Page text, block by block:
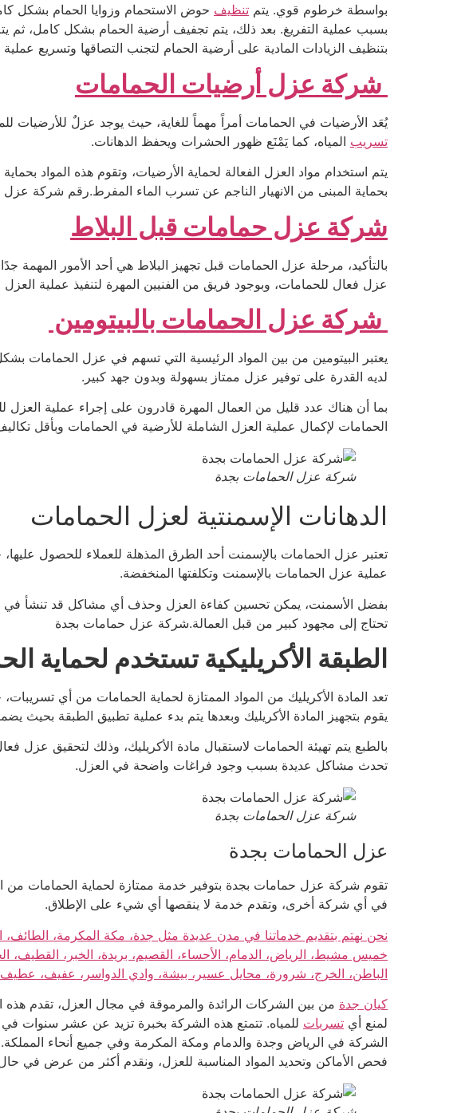
بواسطة خرطوم قوي. يتم تنظيف حوض الاستحمام وزوايا الحمام بشكل
بسبب عملية التفريغ. بعد ذلك، يتم تجفيف أرضية الحمام بشكل كامل، ثم
بتنظيف الزيادات المادية على أرضية الحمام لتجنب التصاقها وتسريع
شركة عزل أرضيات الحمامات
يُعَد الأرضيات في الحمامات أمراً مهماً للغاية، حيث يوجد عزلٌ
تسريب المياه، كما يَمْنَع ظهور الحشرات ويحفظ الدهانات.
يتم استخدام مواد العزل الفعالة لحماية الأرضيات، وتقوم هذه المواد
بحماية المبنى من الانهيار الناجم عن تسرب الماء المفرط.رقم شركة
شركة عزل حمامات قبل البلاط
بالتأكيد، مرحلة عزل الحمامات قبل تجهيز البلاط هي أحد الأمور
عزل فعال للحمامات، وبوجود فريق من الفنيين المهرة لتنفيذ عملية
شركة عزل الحمامات بالبيتومين
يعتبر البيتومين من بين المواد الرئيسية التي تسهم في عزل الحمامات
لديه القدرة على توفير عزل ممتاز بسهولة وبدون جهد كبير.
بما أن هناك عدد قليل من العمال المهرة قادرون على إجراء عملية العزل
الحمامات لإكمال عملية العزل الشاملة للأرضية في الحمامات وبأقل
شركة عزل الحمامات بجدة
الدهانات الإسمنتية لعزل الحمامات
تعتبر عزل الحمامات بالإسمنت أحد الطرق المذهلة للعملاء للحصول
عملية عزل الحمامات بالإسمنت وتكلفتها المنخفضة.
بفضل الأسمنت، يمكن تحسين كفاءة العزل وحذف أي مشاكل قد تنشأ في
تحتاج إلى مجهود كبير من قبل العمالة.شركة عزل حمامات بجدة
الطبقة الأكريليكية تستخدم لحماية
تعد المادة الأكريليك من المواد الممتازة لحماية الحمامات من أي
يقوم بتجهيز المادة الأكريليك وبعدها يتم بدء عملية تطبيق الطبقة بحيث
بالطبع يتم تهيئة الحمامات لاستقبال مادة الأكريليك، وذلك لتحقيق
تحدث مشاكل عديدة بسبب وجود فراغات واضحة في العزل.
شركة عزل الحمامات بجدة
عزل الحمامات بجدة
تقوم شركة عزل حمامات بجدة بتوفير خدمة ممتازة لحماية الحمامات من
في أي شركة أخرى، وتقدم خدمة لا ينقصها أي شيء على الإطلاق.
نحن نهتم بتقديم خدماتنا في مدن عديدة مثل جدة، مكة المكرمة، الطائف،
خميس مشيط، الرياض، الدمام، الأحساء، القصيم، بريدة، الخبر، القطيف،
الباطن، الخرج، شرورة، محايل عسير، بيشة، وادي الدواسر، عفيف،
كيان جدة من بين الشركات الرائدة والمرموقة في مجال العزل، تقدم
لمنع أي تسربات للمياه. تتمتع هذه الشركة بخبرة تزيد عن عشر سنوات
الشركة في الرياض وجدة والدمام ومكة المكرمة وفي جميع أنحاء
فحص الأماكن وتحديد المواد المناسبة للعزل، ونقدم أكثر من عرض في حال عزل الحمامات